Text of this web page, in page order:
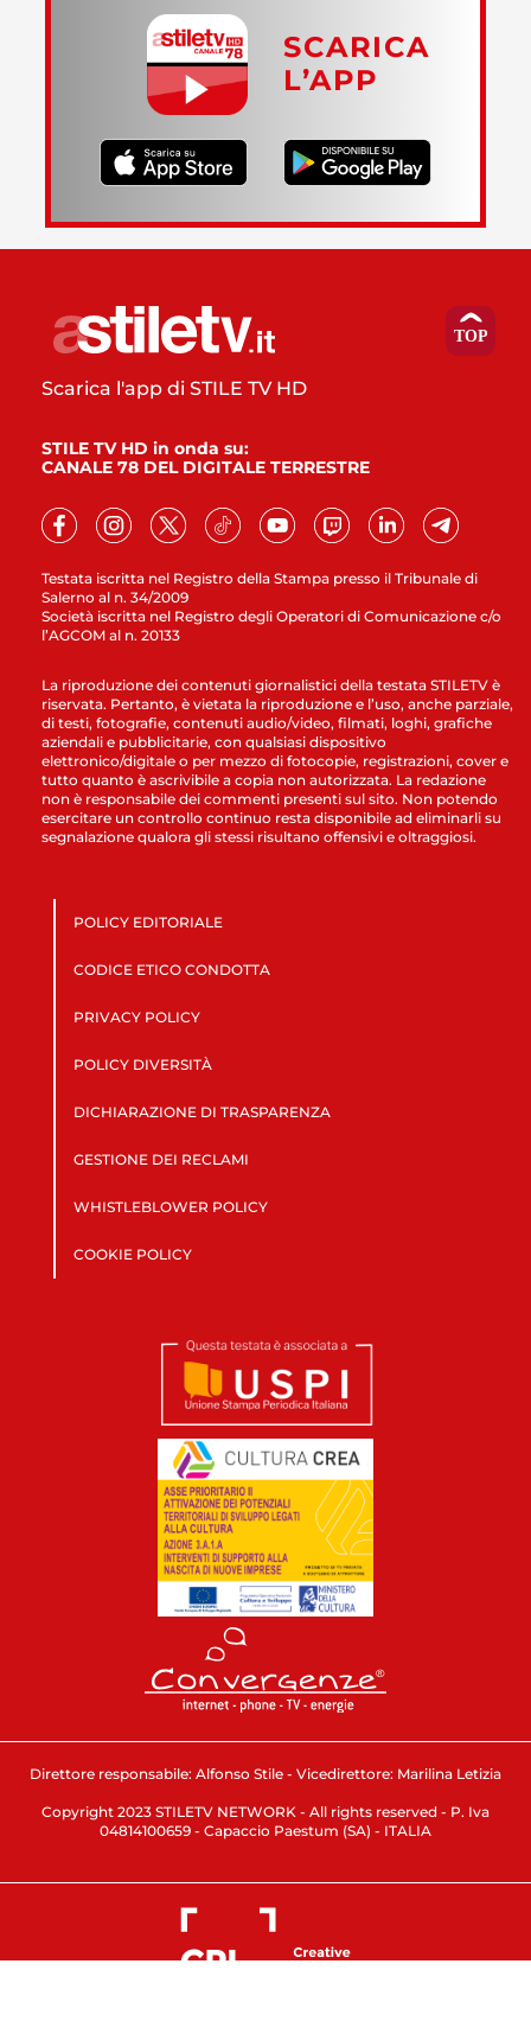
SCARICA
L’APP
Testata iscritta nel Registro della Stampa presso il Tribunale di
Salerno al n. 34/2009
Società iscritta nel Registro degli Operatori di Comunicazione c/o
l’AGCOM al n. 20133
Scarica l'app di STILE TV HD
STILE TV HD in onda su:
CANALE 78 DEL DIGITALE TERRESTRE
La riproduzione dei contenuti giornalistici della testata STILETV è
riservata. Pertanto, è vietata la riproduzione e l’uso, anche parziale,
di testi, fotografie, contenuti audio/video, filmati, loghi, grafiche
aziendali e pubblicitarie, con qualsiasi dispositivo
elettronico/digitale o per mezzo di fotocopie, registrazioni, cover e
tutto quanto è ascrivibile a copia non autorizzata. La redazione
non è responsabile dei commenti presenti sul sito. Non potendo
esercitare un controllo continuo resta disponibile ad eliminarli su
segnalazione qualora gli stessi risultano offensivi e oltraggiosi.
POLICY EDITORIALE
CODICE ETICO CONDOTTA
PRIVACY POLICY
POLICY DIVERSITÀ
DICHIARAZIONE DI TRASPARENZA
GESTIONE DEI RECLAMI
WHISTLEBLOWER POLICY
COOKIE POLICY
Direttore responsabile: Alfonso Stile - Vicedirettore: Marilina Letizia
Copyright 2023 STILETV NETWORK - All rights reserved - P. Iva
04814100659 - Capaccio Paestum (SA) - ITALIA